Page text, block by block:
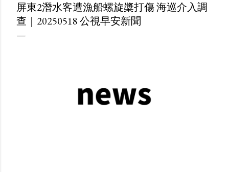
屏東2潛水客遭漁船螺旋槳打傷 海巡介入調
查｜20250518 公視早安新聞